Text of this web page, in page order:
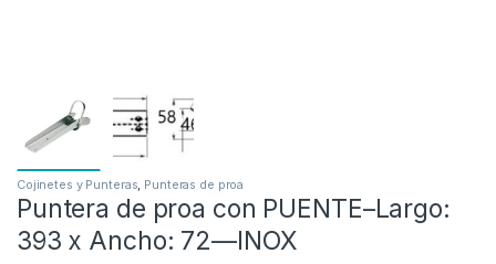
Cojinetes y Punteras, Punteras de proa
Puntera de proa con PUENTE–Largo:
393 x Ancho: 72—INOX